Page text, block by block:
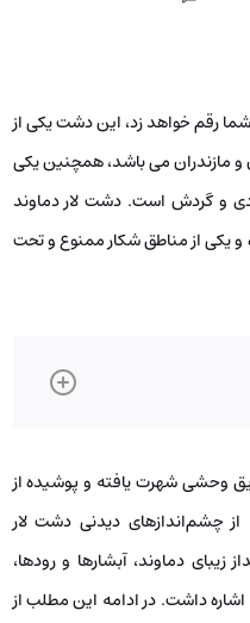
شما رقم خواهد زد، این دشت یکی از
و مازندران می باشد، همچنین یکی
و گردش است. دشت لار دماوند
و یکی از مناطق شکار ممنوع و تحت
وحشی شهرت یافته و پوشیده از
چشم‌اندازهای دیدنی دشت لار
زیبای دماوند، آبشارها و رودها،
داشت. در ادامه این مطلب از